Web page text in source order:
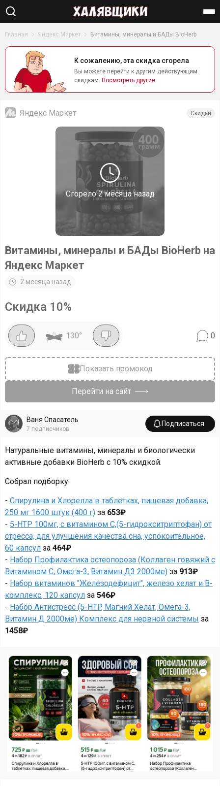
Найти
Главная Яндекс Маркет Витамины, минералы и БАДы BioHerb
К сожалению, эта скидка сгорела
Вы можете перейти к другим действующим
скидкам. Посмотреть другие
Сгорело2 месяца назад
Яндекс Маркет Скидки
Витамины, минералы и БАДы BioHerb на
Яндекс Маркет
2 месяца назад
Скидка 10%
130° 0
Показать промокод
Перейти на сайт
Ваня Спасатель
7 подписчиков
Подписаться
Натуральные витамины, минералы и биологически
активные добавки BioHerb с 10% скидкой.
Собрал подборку:
- Спирулина и Хлорелла в таблетках, пищевая добавка,
250 мг 1600 штук (400 г) за 653₽
- 5-HTP 100мг, с витамином С,(5-гидрокситриптофан) от
стресса, для улучшения качества сна, успокоительное,
60 капсул за 464₽
- Набор Профилактика остеопороза (Коллаген говяжий с
Витамином С, Омега-3, Витамин Д3 2000ме) за 913₽
- Набор витаминов "Железодефицит", железо хелат и B-
комплекс, 120 капсул за 546₽
- Набор Антистресс (5-HTP, Магний Хелат, Омега-3,
Витамин Д 2000ме) Комплекс для нервной системы за
1458₽